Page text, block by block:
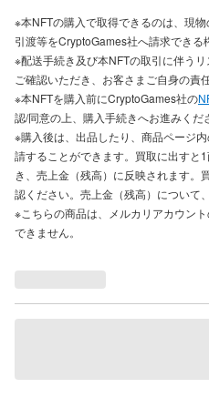
※本NFTの購入で取得できるのは、現
引渡等をCryptoGames社へ請求できる
※配送手続き及び本NFTの取引に伴う
ご確認いただき、お客さまご自身の責
※本NFTを購入前にCryptoGames社の
認/同意の上、購入手続きへお進みくだ
※購入後は、出品したり、商品ページ
請することができます。買取に出すと
き、売上金（残高）に反映されます。
認ください。売上金（残高）について
※こちらの商品は、メルカリアカウン
できません。